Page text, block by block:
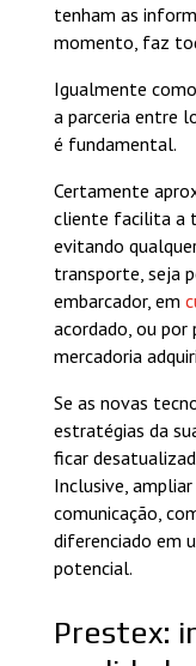
tenham as
momento, faz
Igualmente
a parceria entre
é fundamental.
Certamente
cliente facilita a
evitando
transporte, seja
embarcador, em
acordado, ou por
mercadoria
Se as novas
estratégias da
ficar
Inclusive,
comunicação,
diferenciado em
potencial.
Prestex: